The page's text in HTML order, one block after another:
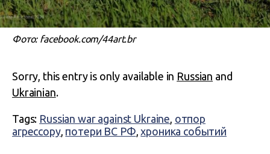
Фото: facebook.com/44art.br
Sorry, this entry is only available in Russian and
Ukrainian.
Tags: Russian war against Ukraine, отпор
агрессору, потери ВС РФ,хроника событий